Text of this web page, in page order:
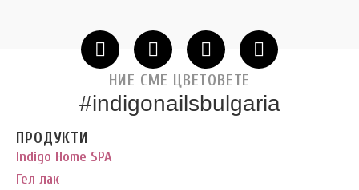
НИЕ СМЕ ЦВЕТОВЕТЕ
#indigonailsbulgaria
ПРОДУКТИ
Indigo Home SPA
Гел лак